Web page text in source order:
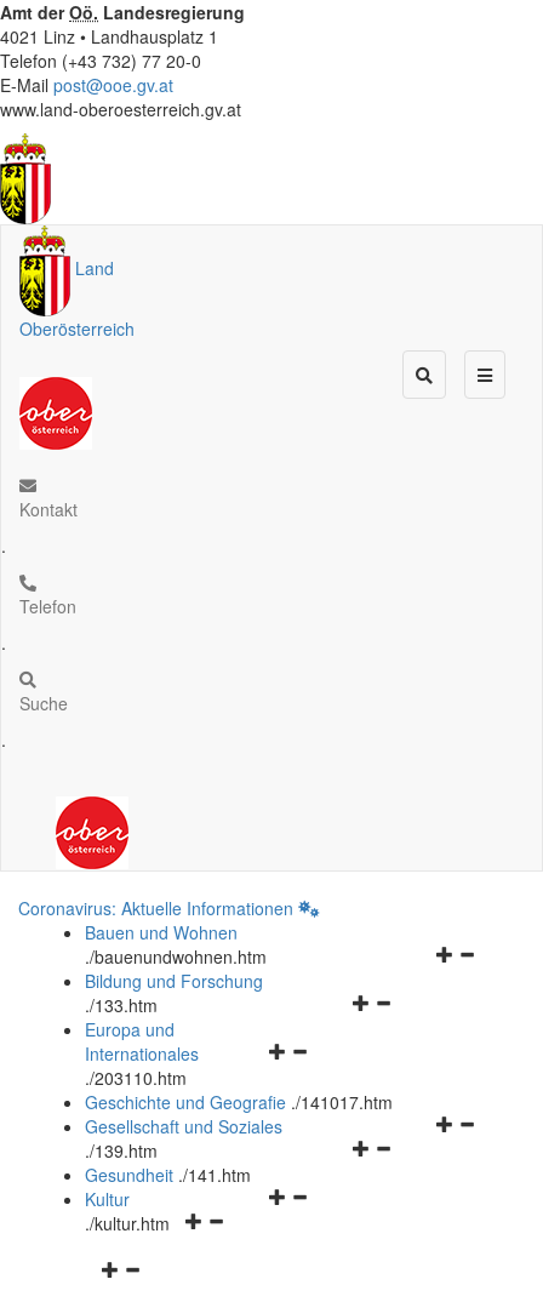
Amt derOö. Landesregierung
4021 Linz • Landhausplatz 1
Telefon (+43 732) 77 20-0
E-Mail post@ooe.gv.at
www.land-oberoesterreich.gv.at
Land
Oberösterreich
Kontakt
.
Telefon
.
Suche
.
Coronavirus: Aktuelle Informationen
Bauen und Wohnen
./bauenundwohnen.htm
Navigationsmenü
Bildung und Forschung
./133.htm
Navigationsmenü
und
schließen
Europa und
Internationales
./203110.htm
Geschichte und Geografie ./141017.htm
Navigationsmenü
Gesellschaft und Soziales
./139.htm
Navigationsmenü
Gesundheit ./141.htm
Navigationsmenü
Kultur
./kultur.htm
Navigationsmenü